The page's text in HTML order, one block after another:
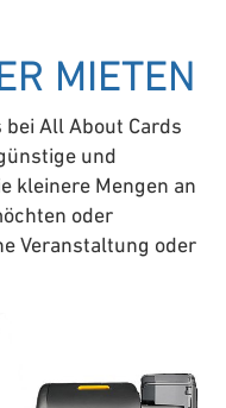
MIETEN
All About Cards
und
kleinere Mengen an
oder
Veranstaltung oder